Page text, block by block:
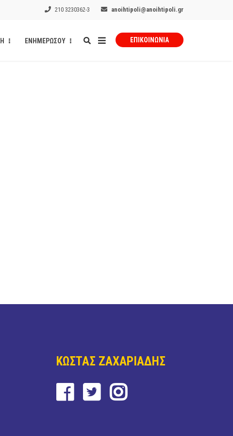
210 3230362-3 anoihtipoli@anoihtipoli.gr
ΕΝΗΜΕΡΩΣΟΥ ΕΠΙΚΟΙΝΩΝΊΑ
ΚΩΣΤΑΣ ΖΑΧΑΡΙΑΔΗΣ